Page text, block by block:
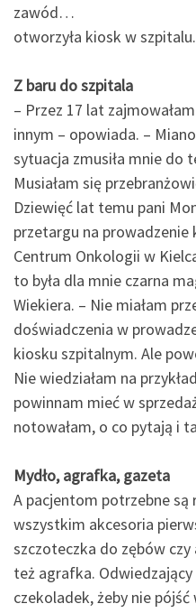
zawód…
otworzyła kiosk w szpitalu.
Z baru do szpitala
– Przez 17 lat
innym – opowiada. –
sytuacja zmusiła mnie do
Musiałam się
Dziewięć lat temu pani
przetargu na
Centrum Onkologii w
to była dla mnie czarna
Wiekiera. – Nie miałam
doświadczenia w
kiosku szpitalnym. Ale
Nie wiedziałam na
powinnam mieć w
notowałam, o co pytają i
Mydło, agrafka, gazeta
A pacjentom potrzebne są
wszystkim akcesoria
szczoteczka do zębów
też agrafka.
czekoladek, żeby nie